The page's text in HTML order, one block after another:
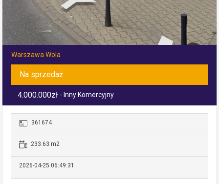
Warszawa Wola
Na sprzedaż
4.000.000zł - Inny Komercyjny
361674
233.63 m2
2026-04-25 06:49:31